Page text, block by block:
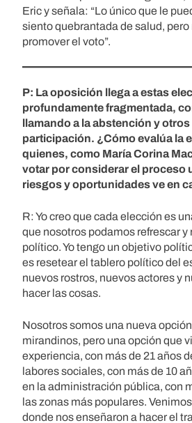
Eric y señala: “Lo único que le
siento quebrantada de salud, pero
promover el voto”.
P: La oposición llega a estas
profundamente fragmentada,
llamando a la abstención y
participación. ¿Cómo evalúa la
quienes, como María Corina
votar por considerar el proceso
riesgos y oportunidades ve en
R: Yo creo que cada elección es
que nosotros podamos refrescar y
político. Yo tengo un objetivo
es resetear el tablero político del
nuevos rostros, nuevos actores y
hacer las cosas.
Nosotros somos una nueva
mirandinos, pero una opción que
experiencia, con más de 21 años
labores sociales, con más de 10
en la administración pública, con
las zonas más populares.
donde nos enseñaron a hacer el